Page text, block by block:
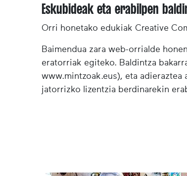
Eskubideak eta erabilpen
Orri honetako edukiak Creative
Baimendua zara web-orrialde
eratorriak egiteko. Baldintza
www.mintzoak.eus), eta
jatorrizko lizentzia berdinarekin